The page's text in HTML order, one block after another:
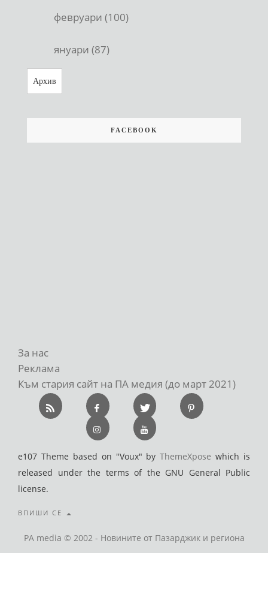
февруари (100)
януари (87)
Архив
FACEBOOK
За нас
Реклама
Към стария сайт на ПА медия (до март 2021)
e107 Theme based on "Voux" byThemeXpose which is
released under the terms of the GNU General Public
license.
ВПИШИ СЕ
PA media © 2002 - Новините от Пазарджик и региона